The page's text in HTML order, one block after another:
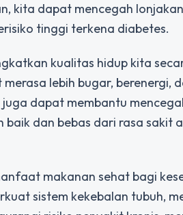
kita dapat mencegah
tinggi terkena diabetes.
kualitas hidup kita
lebih bugar, berenergi,
dapat membantu
dan bebas dari rasa sakit
makanan sehat bagi
sistem kekebalan tubuh,